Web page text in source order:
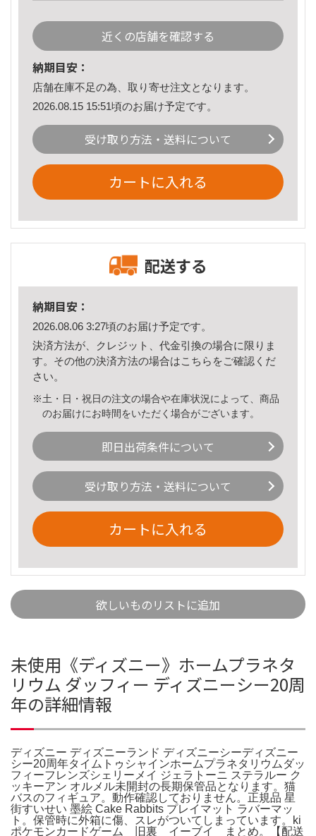
近くの店舗を確認する
納期目安：
店舗在庫不足の為、取り寄せ注文となります。
2026.08.15 15:51頃のお届け予定です。
受け取り方法・送料について
カートに入れる
配送する
納期目安：
2026.08.06 3:27頃のお届け予定です。
決済方法が、クレジット、代金引換の場合に限りま
す。その他の決済方法の場合はこちら をご確認くだ
さい。
※土・日・祝日の注文の場合や在庫状況によって、商品
のお届けにお時間をいただく場合がございます。
即日出荷条件について
受け取り方法・送料について
カートに入れる
欲しいものリストに追加
未使用《ディズニー》ホームプラネタ
リウム ダッフィー ディズニーシー20周
年の詳細情報
ディズニー ディズニーランド ディズニーシーディズニー
シー20周年タイムトゥシャインホームプラネタリウムダッ
フィーフレンズシェリーメイ ジェラトーニ ステラルー ク
ッキーアン オルメル未開封の長期保管品となります。猫
バスのフィギュア。動作確認しておりません。正規品 星
街すいせい 墨絵 Cake Rabbits プレイマット ラバーマッ
ト。保管時に外箱に傷、スレがついてしまっています。ki
ポケモンカードゲーム 旧裏 イーブイ まとめ。【配送